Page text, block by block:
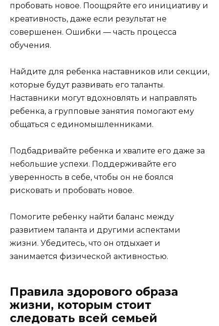
пробовать новое. Поощряйте его инициативу и
креативность, даже если результат не
совершенен. Ошибки — часть процесса
обучения.
Найдите для ребенка наставников или секции,
которые будут развивать его таланты.
Наставники могут вдохновлять и направлять
ребенка, а групповые занятия помогают ему
общаться с единомышленниками.
Подбадривайте ребенка и хвалите его даже за
небольшие успехи. Поддерживайте его
уверенность в себе, чтобы он не боялся
рисковать и пробовать новое.
Помогите ребенку найти баланс между
развитием таланта и другими аспектами
жизни. Убедитесь, что он отдыхает и
занимается физической активностью.
Правила здорового образа
жизни, которым стоит
следовать всей семьей